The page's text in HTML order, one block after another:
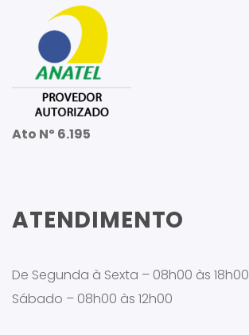
Ato Nº 6.195
ATENDIMENTO
De Segunda à Sexta – 08h00 às 18h00
Sábado – 08h00 às 12h00